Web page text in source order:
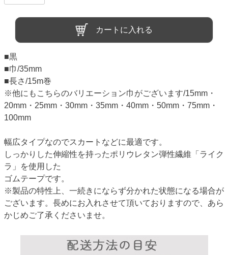
カートに入れる
■黒
■巾/35mm
■長さ/15m巻
※他にもこちらのバリエーション巾がございます/15mm・
20mm・25mm・30mm・35mm・40mm・50mm・75mm・
100mm
幅広タイプなのでスカートなどに最適です。
しっかりした伸縮性を持ったポリウレタン弾性繊維「ライク
ラ」を使用した
ゴムテープです。
※製品の特性上、一続きにならず分かれた状態になる場合が
ございます。長めにお入れさせて頂いておりますので、あら
かじめご了承くださいませ。